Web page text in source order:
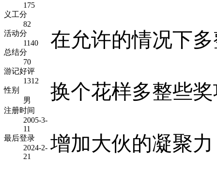
175
义工分
82
活动分
1140
总结分
70
游记好评
1312
性别
男
注册时间
2005-3-
11
最后登录
2024-2-
21
在允许的情况下
换个花样多整些
增加大伙的凝聚